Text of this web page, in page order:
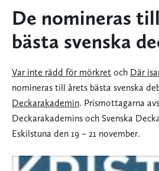
De nomineras
bästa svenska
Var inte rädd för mörkret och Där
nomineras till årets bästa svenska
Deckarakademin. Prismottagarna
Deckarakademins och Svenska
Eskilstuna den 19 – 21 november.